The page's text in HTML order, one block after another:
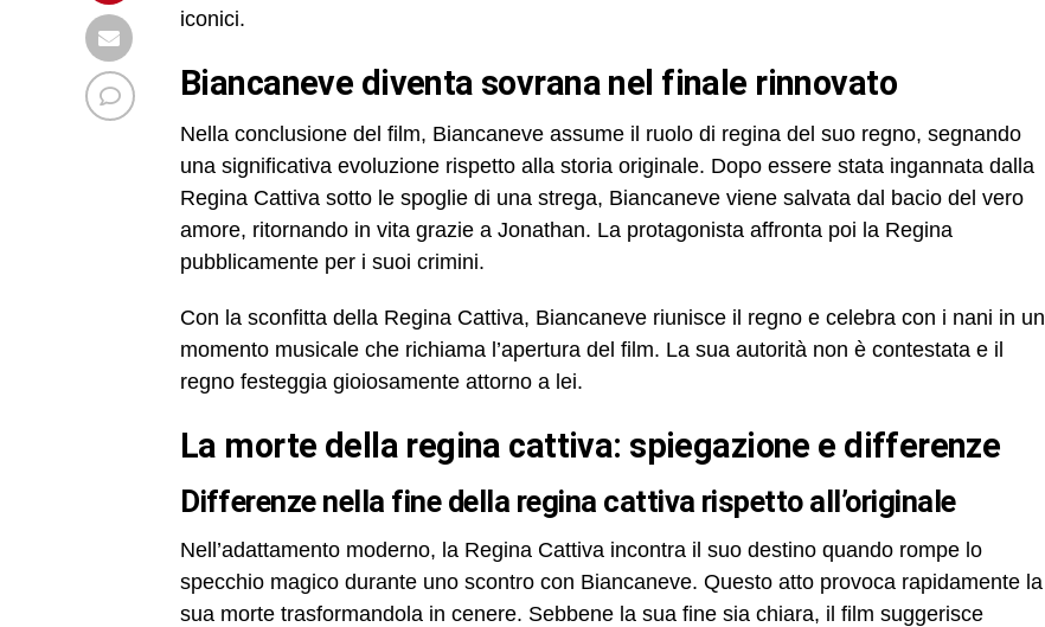
iconici.
biancaneve diventa sovrana nel finale rinnovato
Nella conclusione del film, Biancaneve assume il ruolo di regina del suo regno, segnando
una significativa evoluzione rispetto alla storia originale. Dopo essere stata ingannata dalla
Regina Cattiva sotto le spoglie di una strega, Biancaneve viene salvata dal bacio del vero
amore, ritornando in vita grazie a Jonathan. La protagonista affronta poi la Regina
pubblicamente per i suoi crimini.
Con la sconfitta della Regina Cattiva, Biancaneve riunisce il regno e celebra con i nani in un
momento musicale che richiama l’apertura del film. La sua autorità non è contestata e il
regno festeggia gioiosamente attorno a lei.
la morte della regina cattiva: spiegazione e differenze
differenze nella fine della regina cattiva rispetto all’originale
Nell’adattamento moderno, la Regina Cattiva incontra il suo destino quando rompe lo
specchio magico durante uno scontro con Biancaneve. Questo atto provoca rapidamente la
sua morte trasformandola in cenere. Sebbene la sua fine sia chiara, il film suggerisce